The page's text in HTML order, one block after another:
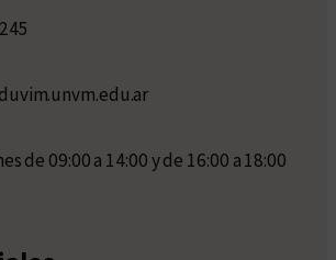
de 09:00 a 14:00 y de 16:00 a 18:00